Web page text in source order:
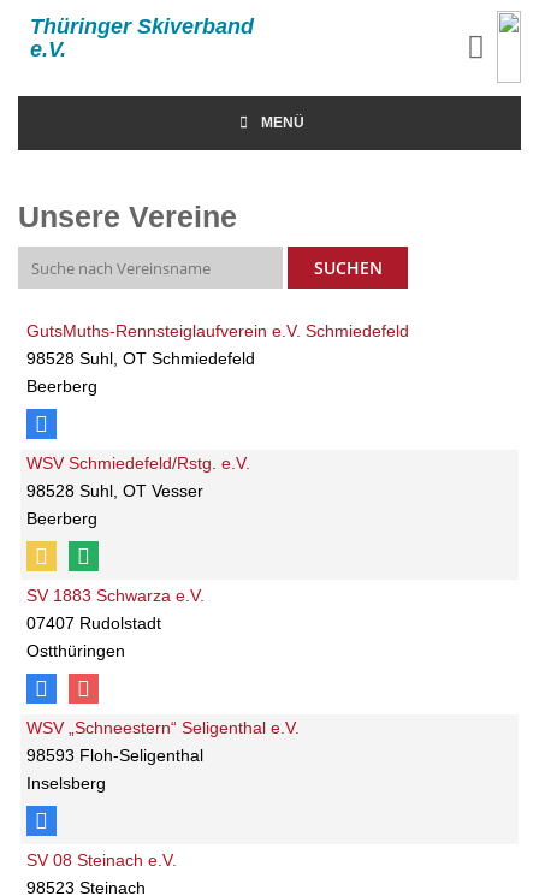
Thüringer Skiverband
e.V.
MENÜ
Unsere Vereine
GutsMuths-Rennsteiglaufverein e.V. Schmiedefeld
98528 Suhl, OT Schmiedefeld
Beerberg
WSV Schmiedefeld/Rstg. e.V.
98528 Suhl, OT Vesser
Beerberg
SV 1883 Schwarza e.V.
07407 Rudolstadt
Ostthüringen
WSV „Schneestern“ Seligenthal e.V.
98593 Floh-Seligenthal
Inselsberg
SV 08 Steinach e.V.
98523 Steinach